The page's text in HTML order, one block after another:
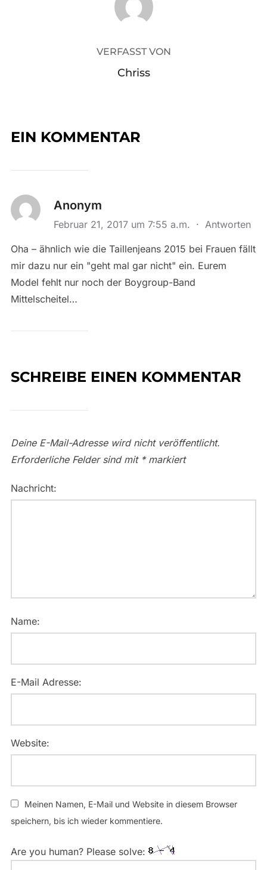
VERFASST VON
Chriss
EIN KOMMENTAR
Anonym
Februar 21, 2017 um 7:55 a.m. · Antworten
Oha – ähnlich wie die Taillenjeans 2015 bei Frauen fällt
mir dazu nur ein "geht mal gar nicht" ein. Eurem
Model fehlt nur noch der Boygroup-Band
Mittelscheitel…
SCHREIBE EINEN KOMMENTAR
Deine E-Mail-Adresse wird nicht veröffentlicht.
Erforderliche Felder sind mit *markiert
Nachricht:
Name:
E-Mail Adresse:
Website:
Meinen Namen, E-Mail und Website in diesem Browser
speichern, bis ich wieder kommentiere.
Are you human? Please solve: